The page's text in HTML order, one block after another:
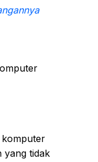
komputer
yang tidak